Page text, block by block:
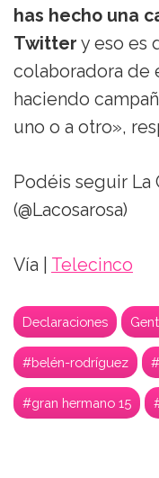
has hecho una
Twitter y eso es
colaboradora de
haciendo
uno o a otro»,
Podéis seguir La
(@Lacosarosa)
Vía | Telecinco
Declaraciones
#belén-rodríguez
#gran hermano 15